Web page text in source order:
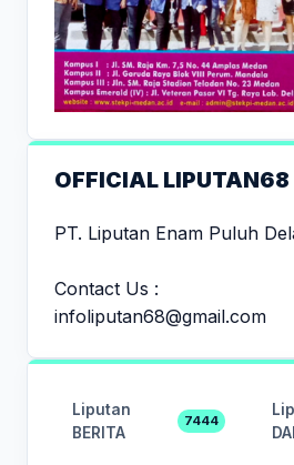
OFFICIAL LIPUTAN68
PT. Liputan Enam Puluh
Contact Us :
infoliputan68@gmail.com
Liputan
BERITA
7444